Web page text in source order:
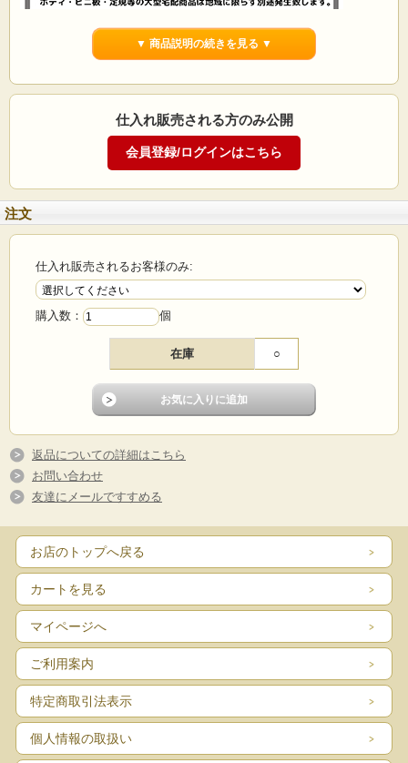
《Prym》プリム ドイツ マグネット・ピン&ボビンキ
Pin&Bobbin Cushion DX マグネットピンクッション
中心部にセットされているマグネットで、針や待針・あらゆる細かな金属類のア
クセサリパーツ等吸着してくれるので安心。
中心部のマグネットピンキーパーの上で細かな物を、周りの溝部分にはボビンケ
ースをかっちりと収納でき散らからず楽に作業が出来ます。
くっついている針を簡単に取外しやすいよう、マグネット中心部には溝があり細
※クリアケース寸法 縦約5.6cm/横約4.4cm/厚さ約1.5cm
押しピンやクリップなどの収納にもご利用いただけます。
※写真に写っている針や針立て、ボビン付属しておりません。
▼ 商品説明の続きを見る ▼
仕入れ販売される方のみ公開
注文
仕入れ販売されるお客様のみ:
購入数： 個
在庫 ○
返品についての詳細はこちら
お問い合わせ
友達にメールですすめる
お店のトップへ戻る
カートを見る
マイページへ
ご利用案内
特定商取引法表示
個人情報の取扱い